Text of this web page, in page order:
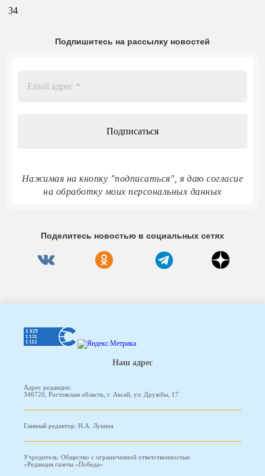
34
Подпишитесь на рассылку новостей
Нажимая на кнопку "подписаться", я даю согласие
на обработку моих персональных данных
Поделитесь новостью в социальных сетях
Наш адрес
Адрес редакции:
346720, Ростовская область, г. Аксай, ул. Дружбы, 17
Главный редактор: Н.А. Лукина
Учредитель: Общество с ограниченной ответственностью
«Редакция газеты «Победа»